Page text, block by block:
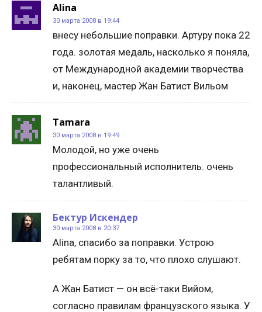
Alina
30 марта 2008 в 19:44
внесу небольшие поправки. Артуру пока 22
года. золотая медаль, насколько я поняла,
от Международной академии творчества
и, наконец, мастер Жан Батист Вильом
Tamara
30 марта 2008 в 19:49
Молодой, но уже очень
профессиональный исполнитель. очень
талантливый.
Бектур Искендер
30 марта 2008 в 20:37
Alina, спасибо за поправки. Устрою
ребятам порку за то, что плохо слушают.
А Жан Батист — он всё-таки Вийом,
согласно правилам французского языка. У